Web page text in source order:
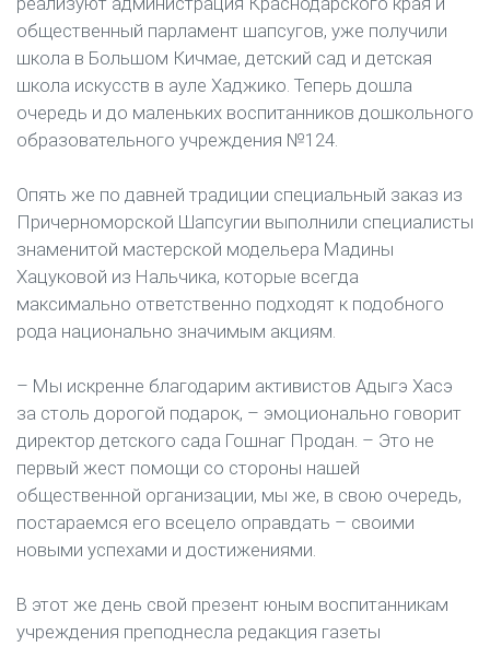
общественный парламент шапсугов, уже получили
школа в Большом Кичмае, детский сад и детская
школа искусств в ауле Хаджико. Теперь дошла
очередь и до маленьких воспитанников дошкольного
образовательного учреждения №124.
Опять же по давней традиции специальный заказ из
Причерноморской Шапсугии выполнили специалисты
знаменитой мастерской модельера Мадины
Хацуковой из Нальчика, которые всегда
максимально ответственно подходят к подобного
рода национально значимым акциям.
– Мы искренне благодарим активистов Адыгэ Хасэ
за столь дорогой подарок, – эмоционально говорит
директор детского сада Гошнаг Продан. – Это не
первый жест помощи со стороны нашей
общественной организации, мы же, в свою очередь,
постараемся его всецело оправдать – своими
новыми успехами и достижениями.
В этот же день свой презент юным воспитанникам
учреждения преподнесла редакция газеты